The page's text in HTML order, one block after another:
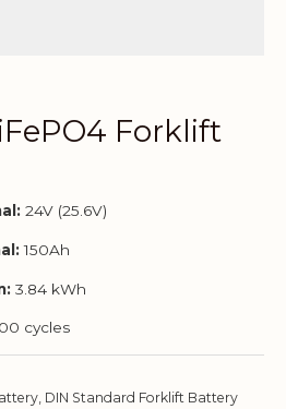
Forklift
24V (25.6V)
150Ah
3.84 kWh
cycles
, DIN Standard Forklift Battery